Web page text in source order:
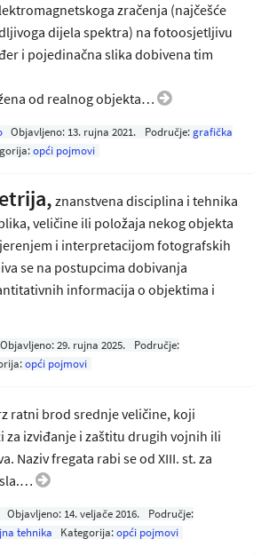
zračenja (najčešće
dijela spektra) na fotoosjetljivu
i pojedinačna slika dobivena tim
od realnog objekta…
Objavljeno: 13. rujna 2021. Područje: grafička
opći pojmovi
znanstvena disciplina i tehnika
veličine ili položaja nekog objekta
i interpretacijom fotografskih
se na postupcima dobivanja
informacija o objektima i
Objavljeno:29. rujna 2025.
Područje:
opći pojmovi
ratni brod srednje veličine, koji
za izviđanje i zaštitu drugih vojnih ili
Naziv fregata rabi se od XIII. st. za
Objavljeno: 14. veljače 2016.
Područje:
tehnika Kategorija:opći pojmovi